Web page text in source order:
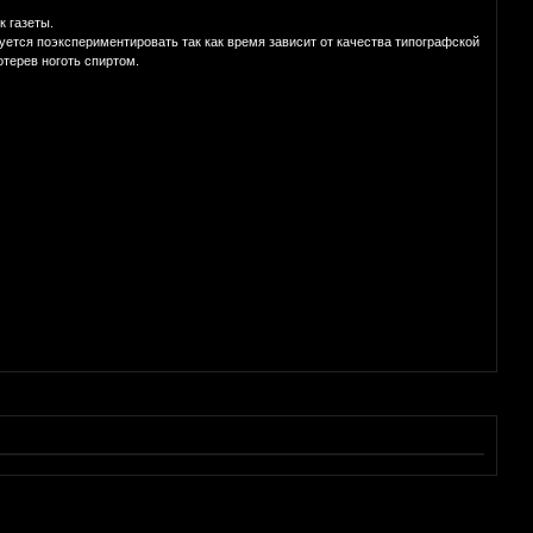
газеты.
поэкспериментировать так как время зависит от качества типографской
ноготь спиртом.